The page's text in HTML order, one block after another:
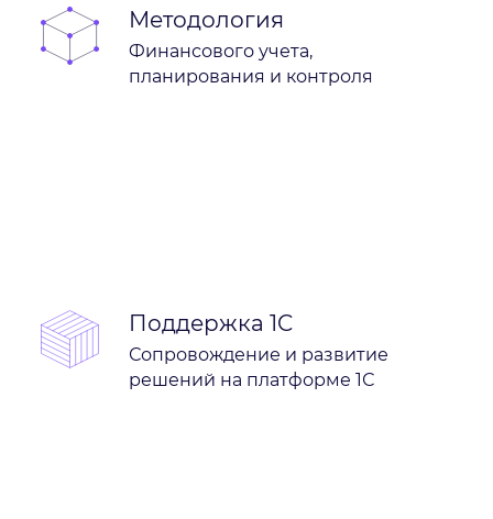
Методология
Финансового учета,
планирования и контроля
Поддержка 1C
Сопровождение и развитие
решений на платформе 1С